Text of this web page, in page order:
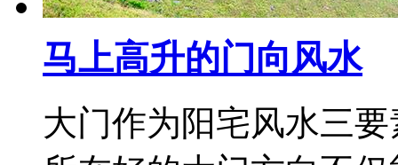
马上高升的门向风水
大门作为阳宅风水三